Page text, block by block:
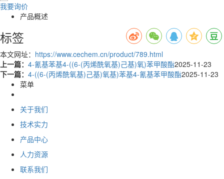
我要询价
产品概述
标签
本文网址： https://www.cechem.cn/product/789.html
上一篇： 4-氰基苯基4-((6-(丙烯酰氧基)己基)氧)苯甲酸酯2025-11-23
下一篇： 4-((6-(丙烯酰氧基)己基)氧基)苯基4-氰基苯甲酸酯2025-11-23
菜单
关于我们
技术实力
产品中心
人力资源
联系我们